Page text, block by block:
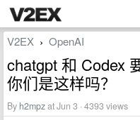
V2EX › OpenAI
chatgpt 和 Codex
你们是这样吗？
By h2mpzat Jun 3 · 4393 views